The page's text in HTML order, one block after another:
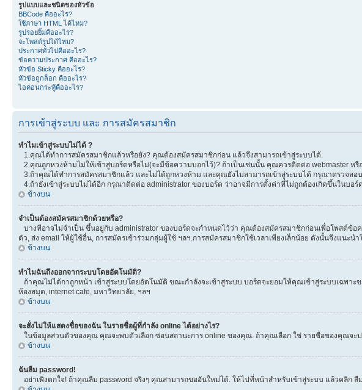
รูปแบบและชนิดของหัวข้อ
BBCode คืออะไร?
ใช้ภาษา HTML ได้ไหม?
รูปรอยยิ้มคืออะไร?
จะโพสต์รูปได้ไหม?
ประกาศทั่วไปคืออะไร?
ข้อความประกาศ คืออะไร?
หัวข้อ Sticky คืออะไร?
หัวข้อถูกล็อก คืออะไร?
ไอคอนกระทู้คืออะไร?
การเข้าสู่ระบบ และ การสมัครสมาชิก
ทำไมเข้าสู่ระบบไม่ได้ ?
1.คุณได้ทำการสมัครสมาชิกแล้วหรือยัง? คุณต้องสมัครสมาชิกก่อน แล้วจึงสามารถเข้าสู่ระบบได้.
2.คุณถูกหวงห้ามไม่ให้เข้าสู่บอร์ดหรือไม่(จะมีข้อความบอกไว้)? ถ้าเป็นเช่นนั้น คุณควรติดต่อ webmaster หรื
3.ถ้าคุณได้ทำการสมัครสมาชิกแล้ว และไม่ได้ถูกหวงห้าม และคุณยังไม่สามารถเข้าสู่ระบบได้ กรุณาตรวจสอบ
4.ถ้ายังเข้าสู่ระบบไม่ได้อีก กรุณาติดต่อ administrator ของบอร์ด ว่าอาจมีการตั้งค่าที่ไม่ถูกต้องเกิดขึ้นในบอร์ด.
ข้างบน
จำเป็นต้องสมัครสมาชิกด้วยหรือ?
บางทีอาจไม่จำเป็น ขึ้นอยู่กับ administrator ของบอร์ดจะกำหนดไว้ว่า คุณต้องสมัครสมาชิกก่อนเพื่อโพสต์ข้
ตัว, ส่ง email ให้ผู้ใช้อื่น, การสมัครเข้าร่วมกลุ่มผู้ใช้ ฯลฯ.การสมัครสมาชิกใช้เวลาเพียงเล็กน้อย ดังนั้นจึงแนะ
ข้างบน
ทำไมฉันถึงออกจากระบบโดยอัตโนมัติ?
ถ้าคุณไม่ได้กาถูกหน้า เข้าสู่ระบบโดยอัตโนมัติ ขณะกำลังจะเข้าสู่ระบบ บอร์ดจะยอมให้คุณเข้าสู่ระบบเฉพ
ห้องสมุด, internet cafe, มหาวิทยาลัย, ฯลฯ
ข้างบน
จะสั่งไม่ให้แสดงชื่อของฉัน ในรายชื่อผู้ที่กำลัง online ได้อย่างไร?
ในข้อมูลส่วนตัวของคุณ คุณจะพบตัวเลือก ซ่อนสถานะการ online ของคุณ. ถ้าคุณเลือก ใช่ รายชื่อของคุณจะ
ข้างบน
ฉันลืม password!
อย่าเพิ่งตกใจ! ถ้าคุณลืม password จริงๆ คุณสามารถขออันใหม่ได้. ให้ไปที่หน้าสำหรับเข้าสู่ระบบ แล้วคลิก